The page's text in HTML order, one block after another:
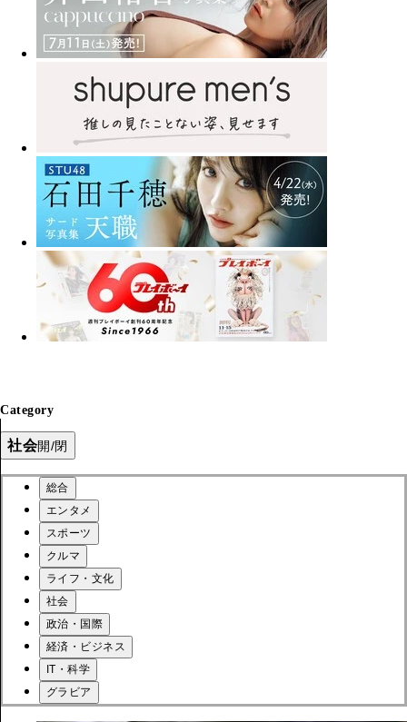
Category
社会開/閉
総合
エンタメ
スポーツ
クルマ
ライフ・文化
社会
政治・国際
経済・ビジネス
IT・科学
グラビア